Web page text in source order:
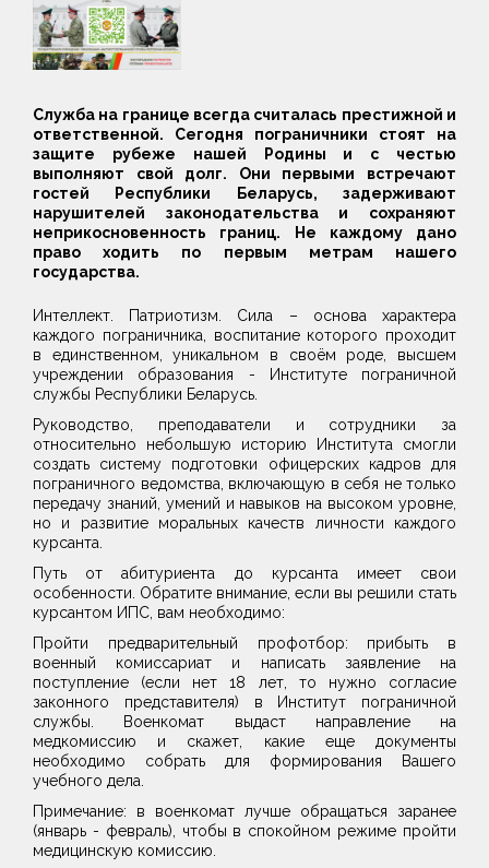
Служба на границе всегда считалась престижной и
ответственной. Сегодня пограничники стоят на
защите рубеже нашей Родины и с честью
выполняют свой долг. Они первыми встречают
гостей Республики Беларусь, задерживают
нарушителей законодательства и сохраняют
неприкосновенность границ. Не каждому дано
право ходить по первым метрам нашего
государства.
Интеллект. Патриотизм. Сила – основа характера
каждого пограничника, воспитание которого проходит
в единственном, уникальном в своём роде, высшем
учреждении образования - Институте пограничной
службы Республики Беларусь.
Руководство, преподаватели и сотрудники за
относительно небольшую историю Института смогли
создать систему подготовки офицерских кадров для
пограничного ведомства, включающую в себя не только
передачу знаний, умений и навыков на высоком уровне,
но и развитие моральных качеств личности каждого
курсанта.
Путь от абитуриента до курсанта имеет свои
особенности. Обратите внимание, если вы решили стать
курсантом ИПС, вам необходимо:
Пройти предварительный профотбор: прибыть в
военный комиссариат и написать заявление на
поступление (если нет 18 лет, то нужно согласие
законного представителя) в Институт пограничной
службы. Военкомат выдаст направление на
медкомиссию и скажет, какие еще документы
необходимо собрать для формирования Вашего
учебного дела.
Примечание: в военкомат лучше обращаться заранее
(январь - февраль), чтобы в спокойном режиме пройти
медицинскую комиссию.